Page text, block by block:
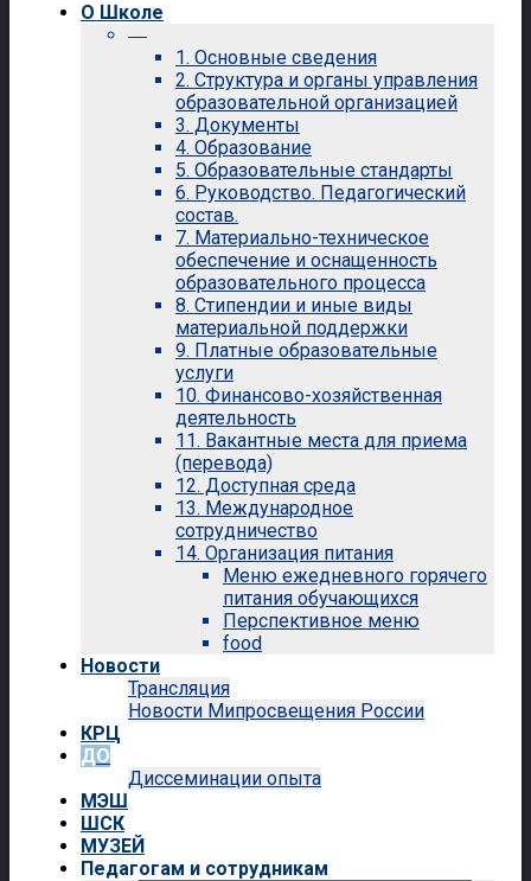
О Школе
—
1. Основные сведения
2. Структура и органы управления
образовательной организацией
3. Документы
4. Образование
5. Образовательные стандарты
6. Руководство. Педагогический
состав.
7. Материально-техническое
обеспечение и оснащенность
образовательного процесса
8. Стипендии и иные виды
материальной поддержки
9. Платные образовательные
услуги
10. Финансово-хозяйственная
деятельность
11. Вакантные места для приема
(перевода)
12. Доступная среда
13. Международное
сотрудничество
14. Организация питания
Меню ежедневного горячего
питания обучающихся
Перспективное меню
food
Новости
Трансляция
Новости Мипросвещения России
КРЦ
ДО
Диссеминации опыта
МЭШ
ШСК
МУЗЕЙ
Педагогам и сотрудникам